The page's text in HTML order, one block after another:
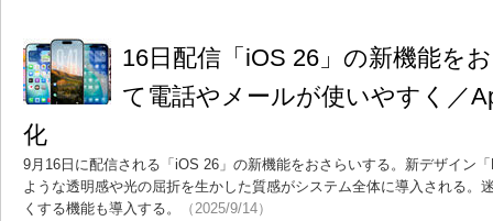
16日配信「iOS 26」の新機能を
て電話やメールが使いやすく／
化
9月16日に配信される「iOS 26」の新機能をおさらいする。新デザイン
ような透明感や光の屈折を生かした質感がシステム全体に導入される。
くする機能も導入する。
（2025/9/14）